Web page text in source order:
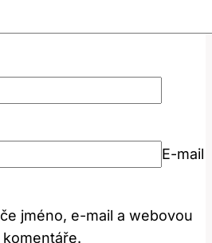
E-mail
jméno, e-mail a webovou